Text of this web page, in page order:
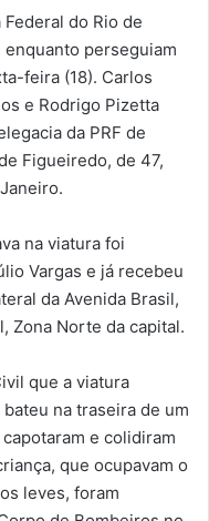
do Rio de
perseguiam
feira (18). Carlos
e Rodrigo Pizetta
da PRF de
Figueiredo, de 47,
na viatura foi
Vargas e já recebeu
da Avenida Brasil,
Zona Norte da capital.
que a viatura
na traseira de um
e colidiram
que ocupavam o
leves, foram